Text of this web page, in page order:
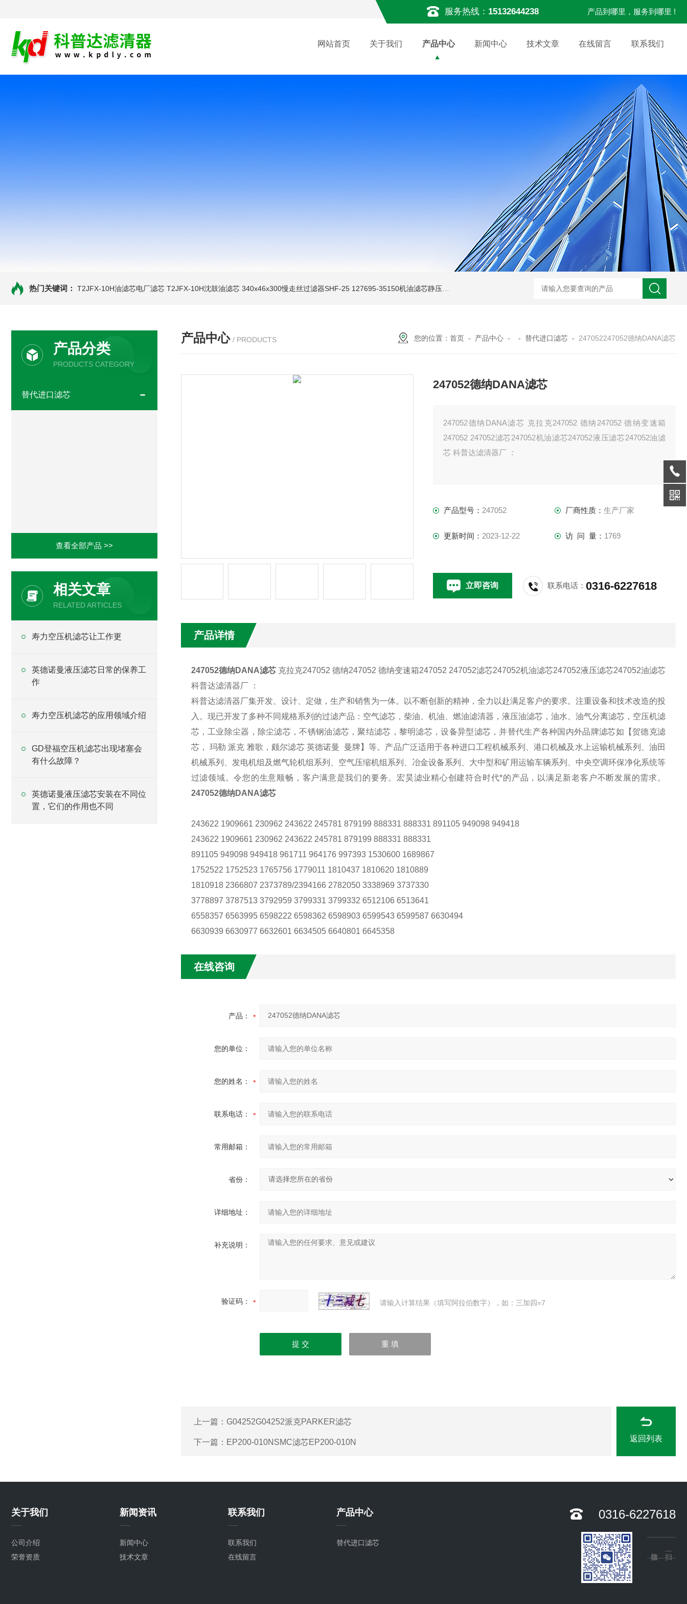
服务热线： 15132644238 产品到哪里，服务到哪里 !
网站首页 关于我们 产品中心 新闻中心 技术文章 在线留言 联系我们
热门关键词： T2JFX-10H油滤芯电厂滤芯 T2JFX-10H沈鼓油滤芯 340x46x300慢走丝过滤器SHF-25 127695-35150机油滤芯静压机滤芯 0250DN010BN4HC液压油滤芯 CST71005离心机滤芯 RFA-630*10/
产品分类
PRODUCTS CATEGORY
替代进口滤芯
查看全部产品 >>
相关文章
RELATED ARTICLES
寿力空压机滤芯让工作更
英德诺曼液压滤芯日常的保养工
作
寿力空压机滤芯的应用领域介绍
GD登福空压机滤芯出现堵塞会
有什么故障？
英德诺曼液压滤芯安装在不同位
置，它们的作用也不同
产品中心 / PRODUCTS 您的位置： 首页 - 产品中心 - - 替代进口滤芯 - 247052247052德纳DANA滤芯
247052德纳DANA滤芯
247052德纳DANA滤芯 克拉克247052 德纳247052 德纳变速箱
247052 247052滤芯247052机油滤芯247052液压滤芯247052油滤
芯 科普达滤清器厂 ：
产品型号： 247052 厂商性质： 生产厂家
更新时间： 2023-12-22 访 问 量： 1769
立即咨询 联系电话：0316-6227618
产品详情
247052德纳DANA滤芯克拉克247052 德纳247052 德纳变速箱247052 247052滤芯247052机油滤芯247052液压滤芯247052油滤芯
科普达滤清器厂 ：
科普达滤清器厂集开发、设计、定做，生产和销售为一体。以不断创新的精神，全力以赴满足客户的要求。注重设备和技术改造的投
入。现已开发了多种不同规格系列的过滤产品：空气滤芯，柴油、机油、燃油滤清器，液压油滤芯，油水、油气分离滤芯，空压机滤
芯，工业除尘器，除尘滤芯，不锈钢油滤芯，聚结滤芯，黎明滤芯，设备异型滤芯，并替代生产各种国内外品牌滤芯如【贺德克滤
芯， 玛勒 派克 雅歌，颇尔滤芯 英德诺曼 曼牌】等。产品广泛适用于各种进口工程机械系列、港口机械及水上运输机械系列、油田
机械系列、发电机组及燃气轮机组系列、空气压缩机组系列、冶金设备系列、大中型和矿用运输车辆系列、中央空调环保净化系统等
过滤领域。令您的生意顺畅，客户满意是我们的要务。宏昊滤业精心创建符合时代*的产品，以满足新老客户不断发展的需求。
247052德纳DANA滤芯
243622 1909661 230962 243622 245781 879199 888331 888331 891105 949098 949418
243622 1909661 230962 243622 245781 879199 888331 888331
891105 949098 949418 961711 964176 997393 1530600 1689867
1752522 1752523 1765756 1779011 1810437 1810620 1810889
1810918 2366807 2373789/2394166 2782050 3338969 3737330
3778897 3787513 3792959 3799331 3799332 6512106 6513641
6558357 6563995 6598222 6598362 6598903 6599543 6599587 6630494
6630939 6630977 6632601 6634505 6640801 6645358
在线咨询
产品：
您的单位：
您的姓名：
联系电话：
常用邮箱：
省份：
详细地址：
补充说明：
验证码： 请输入计算结果（填写阿拉伯数字），如：三加四=7
上一篇： G04252G04252派克PARKER滤芯
下一篇： EP200-010NSMC滤芯EP200-010N 返回列表
关于我们
公司介绍
荣誉资质
新闻资讯
新闻中心
技术文章
联系我们
联系我们
在线留言
产品中心
替代进口滤芯
0316-6227618